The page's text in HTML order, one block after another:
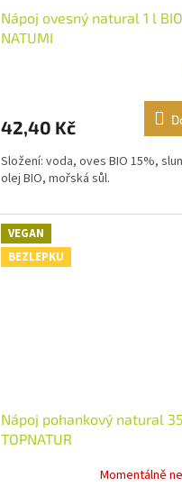
Nápoj ovesný natural 1 l BIO
NATUMI
42,40 Kč
Složení: voda, oves BIO 15%,
olej BIO, mořská sůl.
VEGAN
BEZLEPKU
Nápoj pohankový natural
TOPNATUR
Momentálně